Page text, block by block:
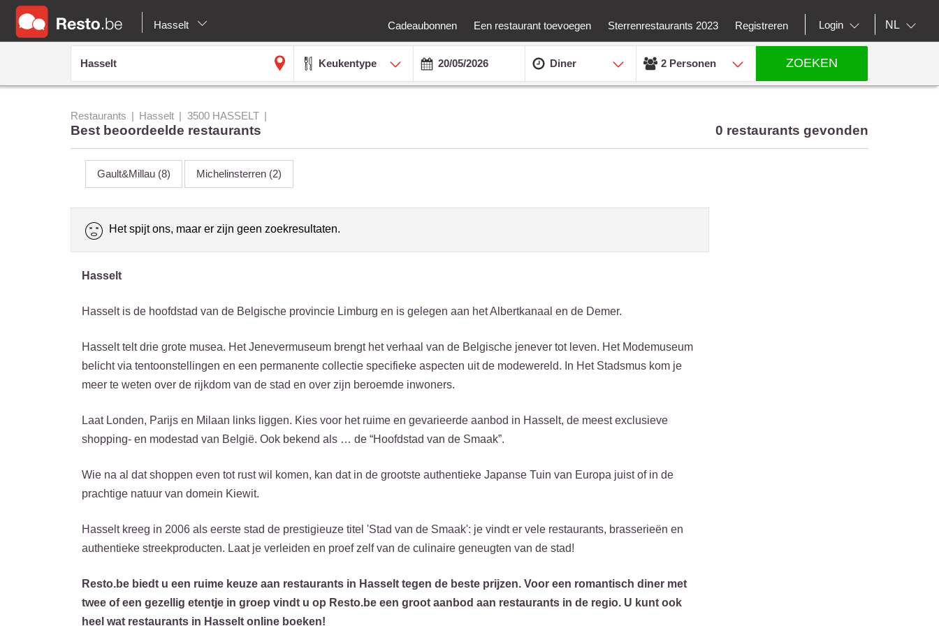
Hasselt Cadeaubonnen Een restaurant toevoegen Sterrenrestaurants 2023 Registreren Login NL
Keukentype Diner 2 Personen ZOEKEN
Restaurants Hasselt 3500 HASSELT
Best beoordeelde restaurants 0 restaurants gevonden
Gault&Millau (8) Michelinsterren (2)
Het spijt ons, maar er zijn geen zoekresultaten.
Hasselt
Hasselt is de hoofdstad van de Belgische provincie Limburg en is gelegen aan het Albertkanaal en de Demer.
Hasselt telt drie grote musea. Het Jenevermuseum brengt het verhaal van de Belgische jenever tot leven. Het Modemuseum
belicht via tentoonstellingen en een permanente collectie specifieke aspecten uit de modewereld. In Het Stadsmus kom je
meer te weten over de rijkdom van de stad en over zijn beroemde inwoners.
Laat Londen, Parijs en Milaan links liggen. Kies voor het ruime en gevarieerde aanbod in Hasselt, de meest exclusieve
shopping- en modestad van België. Ook bekend als … de “Hoofdstad van de Smaak”.
Wie na al dat shoppen even tot rust wil komen, kan dat in de grootste authentieke Japanse Tuin van Europa juist of in de
prachtige natuur van domein Kiewit.
Hasselt kreeg in 2006 als eerste stad de prestigieuze titel 'Stad van de Smaak': je vindt er vele restaurants, brasserieën en
authentieke streekproducten. Laat je verleiden en proef zelf van de culinaire geneugten van de stad!
Resto.be biedt u een ruime keuze aan restaurants in Hasselt tegen de beste prijzen. Voor een romantisch diner met
twee of een gezellig etentje in groep vindt u op Resto.be een groot aanbod aan restaurants in de regio. U kunt ook
heel wat restaurants in Hasselt online boeken!